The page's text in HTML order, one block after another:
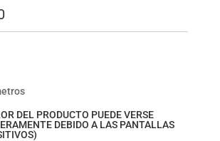
DEL PRODUCTO PUEDE VERSE
DEBIDO A LAS PANTALLAS